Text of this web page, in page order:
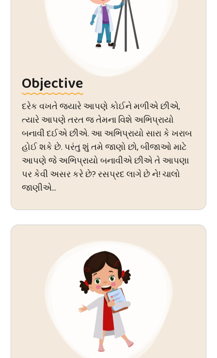
Objective
દરેક વખતે જ્યારે આપણે કોઈને મળીએ છીએ,
ત્યારે આપણે તરત જ તેમના વિશે અભિપ્રાયો
બનાવી દઈએ છીએ. આ અભિપ્રાયો સારા કે ખરાબ
હોઈ શકે છે. પરંતુ શું તમે જાણો છો, બીજાઓ માટે
આપણે જે અભિપ્રાયો બનાવીએ છીએ તે આપણા
પર કેવી અસર કરે છે? રસપ્રદ લાગે છે ને! ચાલો
જાણીએ...